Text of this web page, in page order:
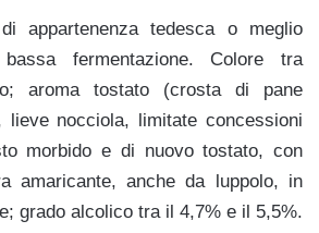
appartenenza tedesca o meglio
fermentazione. Colore tra
aroma tostato (crosta di pane
lieve nocciola, limitate concessioni
morbido e di nuovo tostato, con
amaricante, anche da luppolo, in
grado alcolico tra il 4,7% e il 5,5%.